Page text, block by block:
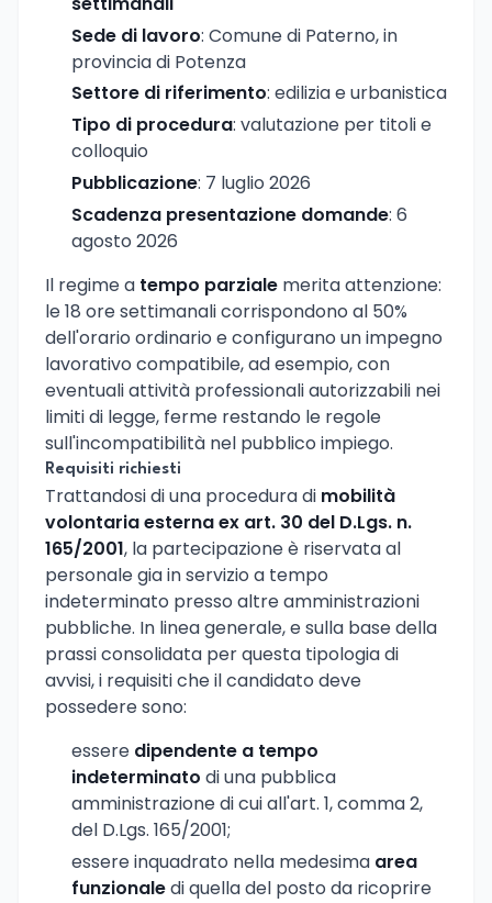
Sede di lavoro: Comune di Paterno, in
provincia di Potenza
Settore di riferimento: edilizia e urbanistica
Tipo di procedura: valutazione per titoli e
colloquio
Pubblicazione: 7 luglio 2026
Scadenza presentazione domande: 6
agosto 2026
Il regime a tempo parziale merita attenzione:
le 18 ore settimanali corrispondono al 50%
dell'orario ordinario e configurano un impegno
lavorativo compatibile, ad esempio, con
eventuali attività professionali autorizzabili nei
limiti di legge, ferme restando le regole
sull'incompatibilità nel pubblico impiego.
Requisiti richiesti
Trattandosi di una procedura di mobilità
volontaria esterna ex art. 30 del D.Lgs. n.
165/2001, la partecipazione è riservata al
personale gia in servizio a tempo
indeterminato presso altre amministrazioni
pubbliche. In linea generale, e sulla base della
prassi consolidata per questa tipologia di
avvisi, i requisiti che il candidato deve
possedere sono:
essere dipendente a tempo
indeterminato di una pubblica
amministrazione di cui all'art. 1, comma 2,
del D.Lgs. 165/2001;
essere inquadrato nella medesima area
funzionaledi quella del posto da ricoprire